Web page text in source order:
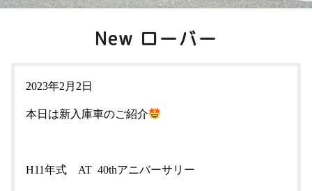
New ローバー
2023年2月2日
本日は新入庫車のご紹介
H11年式 AT 40thアニバーサリー